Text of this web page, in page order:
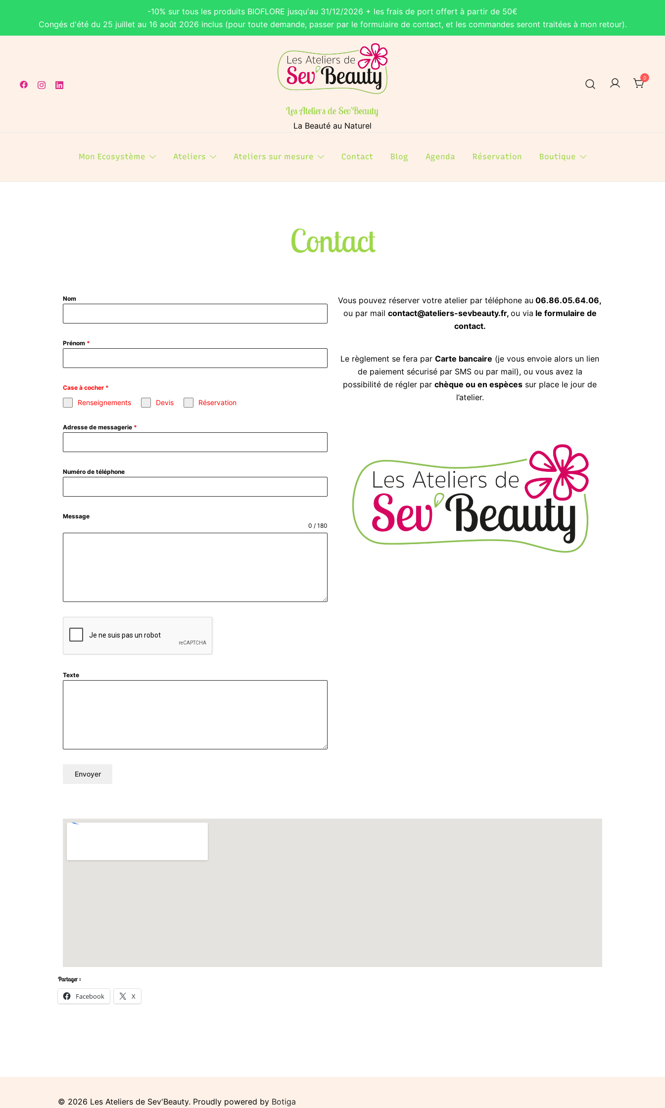
-10% sur tous les produits BIOFLORE jusqu'au 31/12/2026 + les frais de port offert à partir de 50€
Congés d'été du 25 juillet au 16 août 2026 inclus (pour toute demande, passer par le formulaire de contact, et les commandes seront traitées à mon retour).
Les Ateliers de Sev'Beauty
La Beauté au Naturel
0
Mon Ecosystème Ateliers Ateliers sur mesure Contact Blog Agenda Réservation Boutique
Contact
Nom
Prénom *
Case à cocher *
Renseignements Devis Réservation
Adresse de messagerie *
Numéro de téléphone
Message
0 / 180
Texte
Envoyer
Vous pouvez réserver votre atelier par téléphone au 06.86.05.64.06,
ou par mail contact@ateliers-sevbeauty.fr, ou via le formulaire de
contact.
Le règlement se fera par Carte bancaire (je vous envoie alors un lien
de paiement sécurisé par SMS ou par mail), ou vous avez la
possibilité de régler par chèque ou en espèces sur place le jour de
l’atelier.
Partager :
Facebook X
© 2026 Les Ateliers de Sev'Beauty. Proudly powered by Botiga